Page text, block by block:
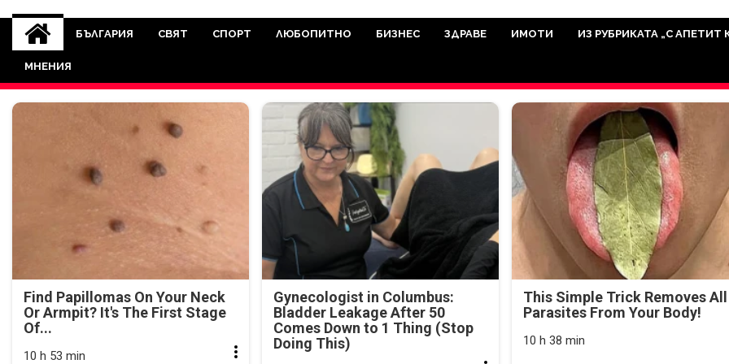
novinite-dnesbg.eu
Novinite-dnesbg.eu е медия, която има мисията да отразява всичко
Света. Новините, които се публикуват на нашия сайт са от
между медията и читателската аудитория, затова държим на
БЪЛГАРИЯ СВЯТ СПОРТ ЛЮБОПИТНО БИЗНЕС ЗДРАВЕ ИМОТИ ИЗ РУБРИКАТА „С АПЕТИТ
МНЕНИЯ
Find Papillomas On Your Neck
Or Armpit? It's The First Stage
Of...
10 h 53 min
Gynecologist in Columbus:
Bladder Leakage After 50
Comes Down to 1 Thing (Stop
Doing This)
This Simple Trick Removes All
Parasites From Your Body!
10 h 38 min